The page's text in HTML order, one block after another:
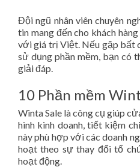
Đội ngũ nhân viên chuyên
tin mang đến cho khách
với giá trị Việt. Nếu gặp bất
sử dụng phần mềm, bạn có
giải đáp.
10 Phần mềm
Winta Sale là công cụ giúp
hình kinh doanh, tiết kiệm
này phù hợp với các doanh
hoạt theo sự thay đổi tổ
hoạt động.